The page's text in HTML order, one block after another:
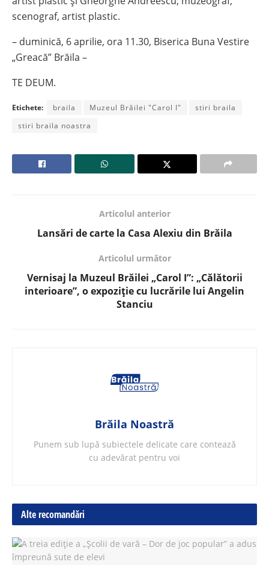
scenograf, artist plastic.
– duminică, 6 aprilie, ora 11.30, Biserica Buna Vestire
„Greacă” Brăila –
TE DEUM.
Etichete: braila Muzeul Brăilei "Carol I"
stiri braila
stiri braila noastra
Articolul anterior
Lansări de carte la Casa Alexiu din Brăila
Articolul următor
Vernisaj la Muzeul Brăilei „Carol I”: „Călătorii
interioare”, o expoziție cu lucrările lui Angelin
Stanciu
Brăila Noastră
Punem sub lupă subiectele delicate care contează
cu adevărat pentru voi
Alte recomandări